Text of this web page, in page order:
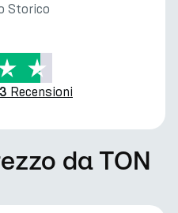
Storico
Recensioni
da TON